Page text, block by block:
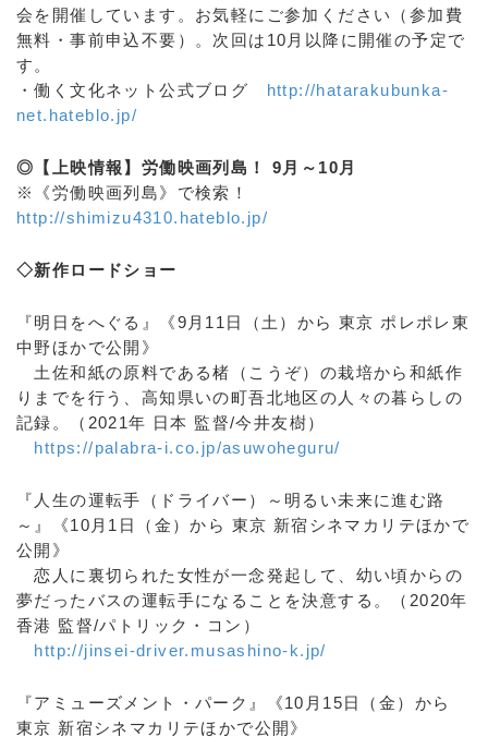
会を開催しています。お気軽にご参加ください（参加費
無料・事前申込不要）。次回は10月以降に開催の予定で
す。
・働く文化ネット公式ブログ http://hatarakubunka-
net.hateblo.jp/
◎【上映情報】労働映画列島！ 9月～10月
※《労働映画列島》で検索！
http://shimizu4310.hateblo.jp/
◇新作ロードショー
『明日をへぐる』《9月11日（土）から 東京 ポレポレ東
中野ほかで公開》
土佐和紙の原料である楮（こうぞ）の栽培から和紙作
りまでを行う、高知県いの町吾北地区の人々の暮らしの
記録。（2021年 日本 監督/今井友樹）
https://palabra-i.co.jp/asuwoheguru/
『人生の運転手（ドライバー）～明るい未来に進む路
～』《10月1日（金）から 東京 新宿シネマカリテほかで
公開》
恋人に裏切られた女性が一念発起して、幼い頃からの
夢だったバスの運転手になることを決意する。（2020年
香港 監督/パトリック・コン）
http://jinsei-driver.musashino-k.jp/
『アミューズメント・パーク』《10月15日（金）から
東京 新宿シネマカリテほかで公開》